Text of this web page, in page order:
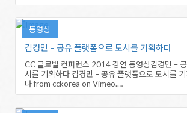
동영상
김경민 – 공유 플랫폼으로 도시를 기획하다
CC 글로벌 컨퍼런스 2014 강연 동영상김경민 –
시를 기획하다 김경민 – 공유 플랫폼으로 도시를
다 from cckorea on Vimeo.…